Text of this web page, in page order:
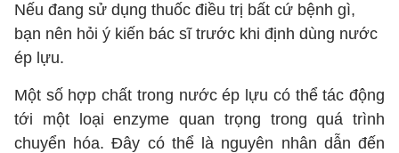
Nếu đang sử dụng thuốc điều trị bất cứ bệnh gì,
bạn nên hỏi ý kiến bác sĩ trước khi định dùng nước
ép lựu.
Một số hợp chất trong nước ép lựu có thể tác động
tới một loại enzyme quan trọng trong quá trình
chuyển hóa. Đây có thể là nguyên nhân dẫn đến